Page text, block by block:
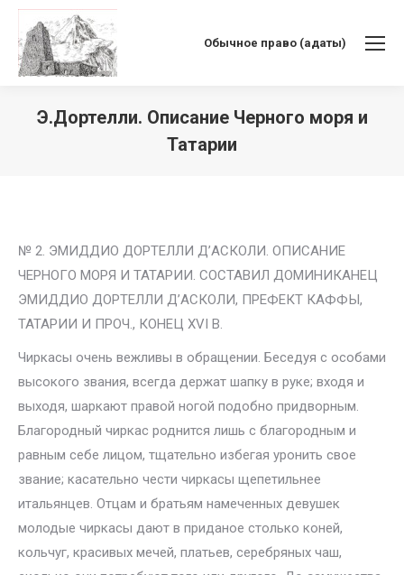
Обычное право (адаты)
Э.Дортелли. Описание Черного моря и
Татарии
№ 2. ЭМИДДИО ДОРТЕЛЛИ Д’АСКОЛИ. ОПИСАНИЕ
ЧЕРНОГО МОРЯ И ТАТАРИИ. СОСТАВИЛ ДОМИНИКАНЕЦ
ЭМИДДИО ДОРТЕЛЛИ Д’АСКОЛИ, ПРЕФЕКТ КАФФЫ,
ТАТАРИИ И ПРОЧ., КОНЕЦ XVI В.
Чиркасы очень вежливы в обращении. Беседуя с особами
высокого звания, всегда держат шапку в руке; входя и
выходя, шаркают правой ногой подобно придворным.
Благородный чиркас роднится лишь с благородным и
равным себе лицом, тщательно избегая уронить свое
звание; касательно чести чиркасы щепетильнее
итальянцев. Отцам и братьям намеченных девушек
молодые чиркасы дают в приданое столько коней,
кольчуг, красивых мечей, платьев, серебряных чаш,